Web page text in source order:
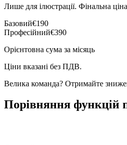
Лише для ілюстрації. Фінальна
Базовий€190
Професійний€390
Орієнтовна сума за місяць
Ціни вказані без ПДВ.
Велика команда? Отримайте
Порівняння функцій